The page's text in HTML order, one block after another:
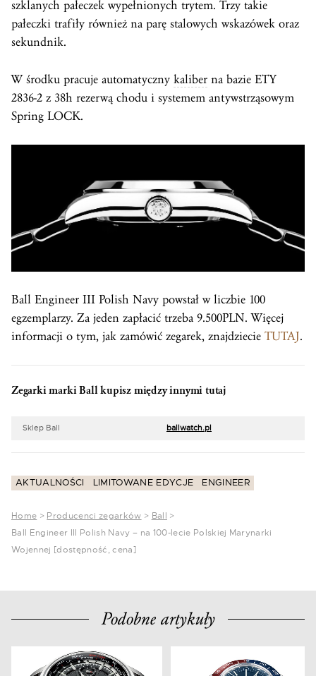
szklanych pałeczek wypełnionych trytem. Trzy takie
pałeczki trafiły również na parę stalowych wskazówek oraz
sekundnik.
W środku pracuje automatyczny kaliber na bazie ETY
2836-2 z 38h rezerwą chodu i systemem antywstrząsowym
Spring LOCK.
Ball Engineer III Polish Navy powstał w liczbie 100
egzemplarzy. Za jeden zapłacić trzeba 9.500PLN. Więcej
informacji o tym, jak zamówić zegarek, znajdziecie TUTAJ.
Zegarki marki Ball kupisz między innymi tutaj
Sklep Ball ballwatch.pl
AKTUALNOŚCI LIMITOWANE EDYCJE ENGINEER
Home > Producenci zegarków > Ball
>
Ball Engineer III Polish Navy – na 100-lecie Polskiej Marynarki
Wojennej [dostępność, cena]
Podobne artykuły